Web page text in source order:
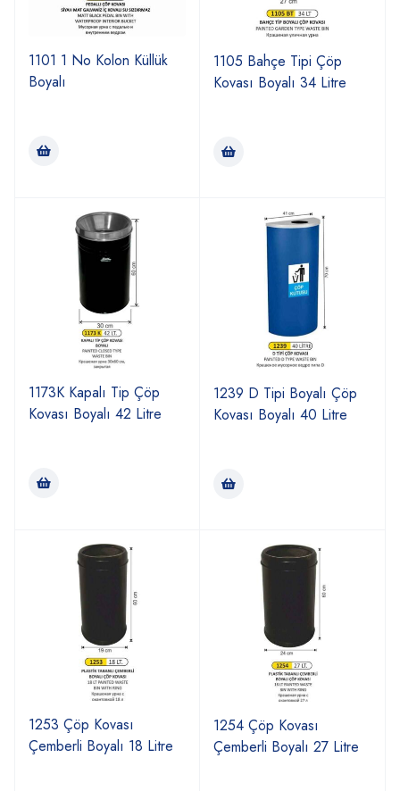
1101 1 No Kolon Küllük
Boyalı
1105 Bahçe Tipi Çöp
Kovası Boyalı 34 Litre
1173K Kapalı Tip Çöp
Kovası Boyalı 42 Litre
1239 D Tipi Boyalı Çöp
Kovası Boyalı 40 Litre
1253 Çöp Kovası
Çemberli Boyalı 18 Litre
1254 Çöp Kovası
Çemberli Boyalı 27 Litre